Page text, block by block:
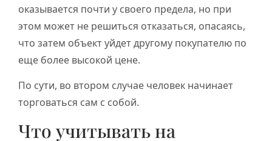
оказывается почти у своего предела, но при
этом может не решиться отказаться, опасаясь,
что затем объект уйдет другому покупателю по
еще более высокой цене.
По сути, во втором случае человек начинает
торговаться сам с собой.
Что учитывать на